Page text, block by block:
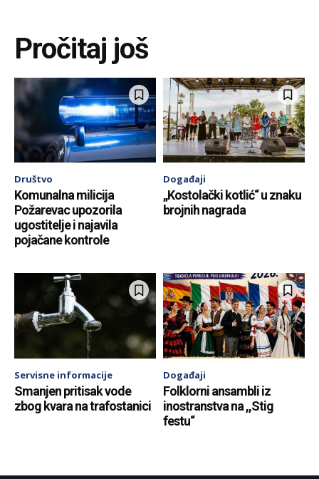
Pročitaj još
Društvo
Komunalna milicija
Požarevac upozorila
ugostitelje i najavila
pojačane kontrole
Događaji
„Kostolački kotlić“ u znaku
brojnih nagrada
Servisne informacije
Smanjen pritisak vode
zbog kvara na trafostanici
Događaji
Folklorni ansambli iz
inostranstva na ,,Stig
festu“